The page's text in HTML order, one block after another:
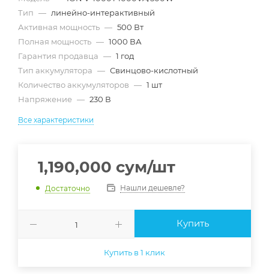
Тип — линейно-интерактивный
Активная мощность — 500 Вт
Полная мощность — 1000 ВА
Гарантия продавца — 1 год
Тип аккумулятора — Свинцово-кислотный
Количество аккумуляторов — 1 шт
Напряжение — 230 В
Все характеристики
1,190,000 сум/шт
Достаточно Нашли дешевле?
Купить
Купить в 1 клик